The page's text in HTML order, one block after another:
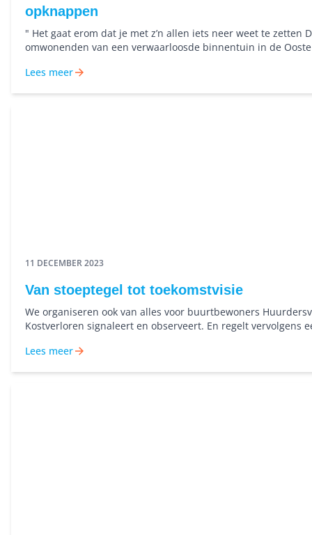
opknappen
" Het gaat erom dat je met z’n allen iets neer weet te zetten
omwonenden van een verwaarloosde binnentuin in de
Lees meer
11 DECEMBER 2023
Van stoeptegel tot toekomstvisie
We organiseren ook van alles voor buurtbewoners
Kostverloren signaleert en observeert. En regelt vervolgens
Lees meer